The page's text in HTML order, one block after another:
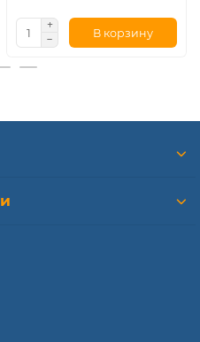
В корзину